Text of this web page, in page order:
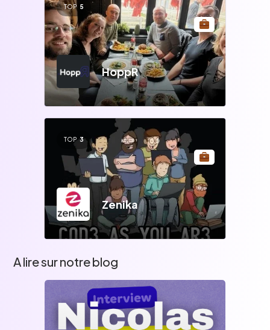
TOP 5
HoppR
TOP 3
Zenika
A lire sur notre blog